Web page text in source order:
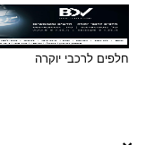
חלפים לרכבי יוקרה